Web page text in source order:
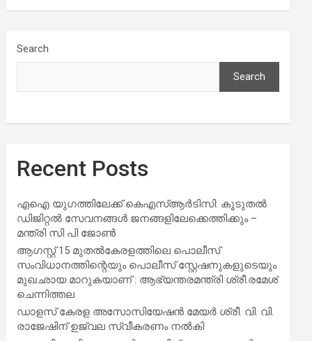
Search
Search
Recent Posts
എഐ യുഗത്തിലേക്ക് കെഎസ്ആർടിസി: കൂടുതൽ
ഡിജിറ്റൽ സേവനങ്ങൾ ജനങ്ങളിലേക്കെത്തിക്കും –
മന്ത്രി സി പി ജോൺ
ആഗസ്റ്റ് 15 മുതല്‍കേരളത്തിലെ പൊലീസ്
സംവിധാനത്തിന്റെയും പൊലീസ് സ്റ്റേഷനുകളുടെയും
മുഖഛായ മാറുകയാണ് : ആഭ്യന്തരമന്ത്രി ശ്രീ.രമേശ്
ചെന്നിത്തല
ഡാളസ് കേരള അസോസിയേഷൻ മേയർ ശ്രീ. വി. വി.
രാജേഷിന് ഉജ്വല സ്വീകരണം നൽകി